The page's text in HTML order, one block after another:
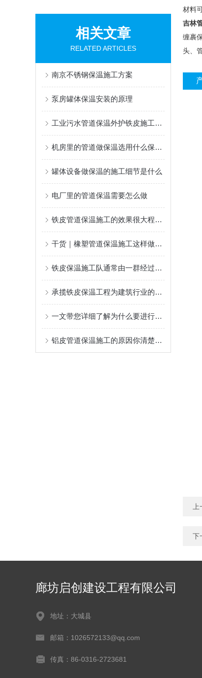
相关文章
RELATED ARTICLES
南京不锈钢保温施工方案
泵房罐体保温安装的原理
工业污水管道保温外护铁皮施工队哪里的专业
机房里的管道做保温选用什么保温材料
罐体设备做保温的施工细节是什么
电厂里的管道保温需要怎么做
铁皮管道保温施工的效果很大程度上取决于细节处理
干货｜橡塑管道保温施工这样做，不返工、更耐用！
铁皮保温施工队通常由一群经过严格培训的专业人员组成
承揽铁皮保温工程为建筑行业的可持续发展做出了贡献
一文带您详细了解为什么要进行设备铁皮保温施工？
铝皮管道保温施工的原因你清楚么？
材料
吉林
缠裹
头、
下
廊坊启创建设工程有限公司
地址：大城县
邮箱：1026572133@qq.com
传真：86-0316-2723681